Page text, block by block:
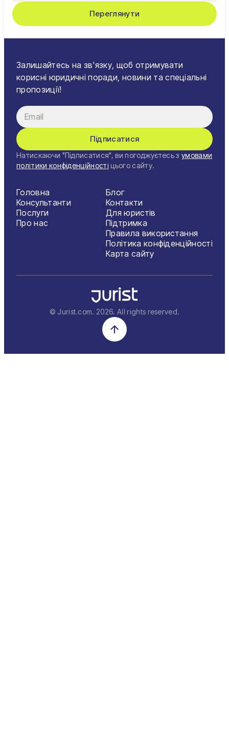
Переглянути
Залишайтесь на зв'язку, щоб отримувати
корисні юридичні поради, новини та спеціальні
пропозиції!
Підписатися
Натискаючи "Підписатися", ви погоджуєтесь з умовами
політики конфіденційності цього сайту.
Головна
Консультанти
Послуги
Про нас
Блог
Контакти
Для юристів
Підтримка
Правила використання
Політика конфіденційності
Карта сайту
© Jurist.com. 2026. All rights reserved.